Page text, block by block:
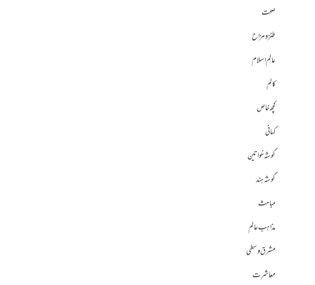
صحت
طنز و مزاح
عالم اسلام
کالم
کچھ خاص
کہانی
گوشہ خواتین
گوشہ ہند
مباحث
مذاہب عالم
مشرق وسطی
معاشرت